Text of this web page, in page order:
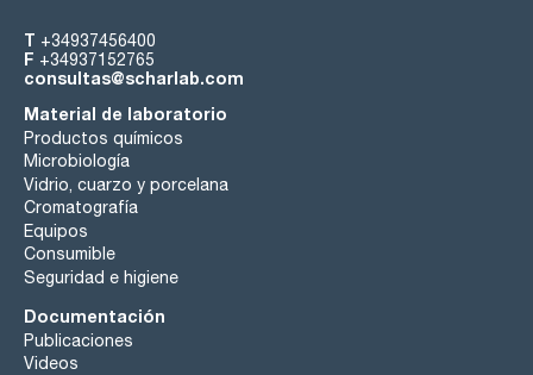
T +34937456400
F +34937152765
consultas@scharlab.com
Material de laboratorio
Productos químicos
Microbiología
Vidrio, cuarzo y porcelana
Cromatografía
Equipos
Consumible
Seguridad e higiene
Documentación
Publicaciones
Videos